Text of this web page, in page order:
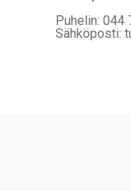
Puhelin: 044
Sähköposti: